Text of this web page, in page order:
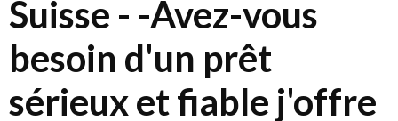
Suisse - -Avez-vous
besoin d'un prêt
sérieux et fiable j'offre